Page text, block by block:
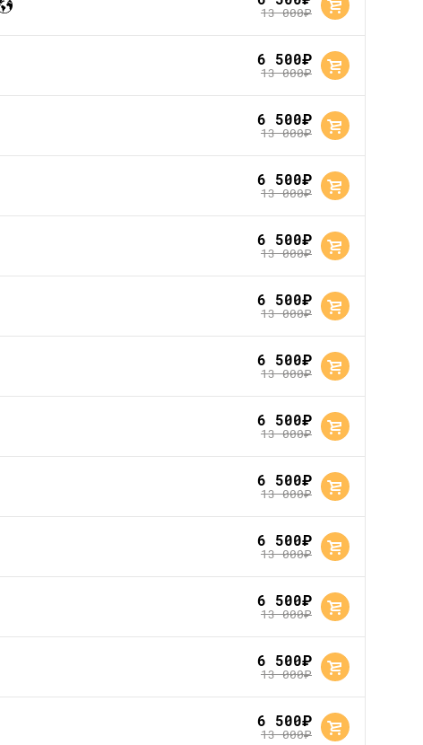
13 000руб.
6 500руб.
13 000руб.
6 500руб.
13 000руб.
6 500руб.
13 000руб.
6 500руб.
13 000руб.
6 500руб.
13 000руб.
6 500руб.
13 000руб.
6 500руб.
13 000руб.
6 500руб.
13 000руб.
6 500руб.
13 000руб.
6 500руб.
13 000руб.
6 500руб.
13 000руб.
6 500руб.
13 000руб.